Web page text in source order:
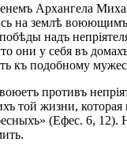
Архангела
на землѣ
надъ
они у себя въ
къ подобному
противъ
той жизни,
(Ефес. 6, 12).